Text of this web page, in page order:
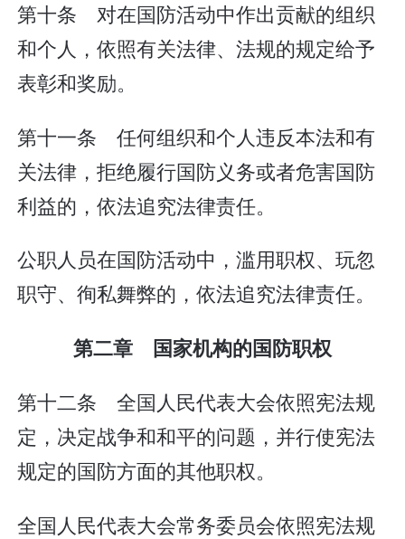
第十条 对在国防活动中作出贡献的组织
和个人，依照有关法律、法规的规定给予
表彰和奖励。
第十一条 任何组织和个人违反本法和有
关法律，拒绝履行国防义务或者危害国防
利益的，依法追究法律责任。
公职人员在国防活动中，滥用职权、玩忽
职守、徇私舞弊的，依法追究法律责任。
第二章 国家机构的国防职权
第十二条 全国人民代表大会依照宪法规
定，决定战争和和平的问题，并行使宪法
规定的国防方面的其他职权。
全国人民代表大会常务委员会依照宪法规